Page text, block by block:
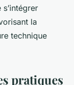
la
technique
pratiques